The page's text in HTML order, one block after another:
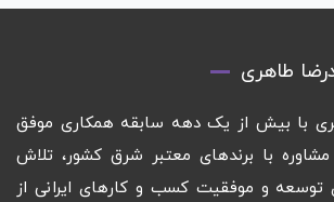
طاهری
با بیش از یک دهه سابقه همکاری موفق
با برندهای معتبر شرق کشور، تلاش
توسعه و موفقیت کسب و کارهای ایرانی از